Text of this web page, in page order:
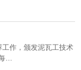
作，颁发泥瓦工技术
…